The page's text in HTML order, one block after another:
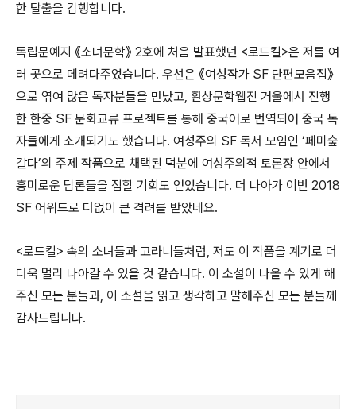
한 탈출을 감행합니다.
독립문예지 《소녀문학》 2호에 처음 발표했던 <로드킬>은 저를 여
러 곳으로 데려다주었습니다. 우선은 《여성작가 SF 단편모음집》
으로 엮여 많은 독자분들을 만났고, 환상문학웹진 거울에서 진행
한 한중 SF 문화교류 프로젝트를 통해 중국어로 번역되어 중국 독
자들에게 소개되기도 했습니다. 여성주의 SF 독서 모임인 ‘페미숲
갈다’의 주제 작품으로 채택된 덕분에 여성주의적 토론장 안에서
흥미로운 담론들을 접할 기회도 얻었습니다. 더 나아가 이번 2018
SF 어워드로 더없이 큰 격려를 받았네요.
<로드킬> 속의 소녀들과 고라니들처럼, 저도 이 작품을 계기로 더
더욱 멀리 나아갈 수 있을 것 같습니다. 이 소설이 나올 수 있게 해
주신 모든 분들과, 이 소설을 읽고 생각하고 말해주신 모든 분들께
감사드립니다.